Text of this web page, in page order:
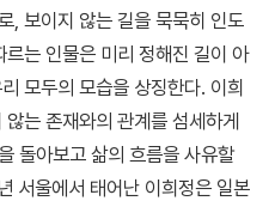
, 보이지 않는 길을 묵묵히 인도
는 인물은 미리 정해진 길이 아
모두의 모습을 상징한다. 이희
는 존재와의 관계를 섬세하게
돌아보고 삶의 흐름을 사유할
서울에서 태어난 이희정은 일본